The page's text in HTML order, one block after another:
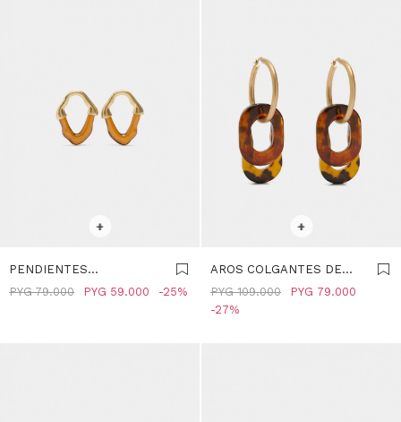
+
PENDIENTES
IRREGULARES EFECTO
PYG 59.000
PYG 79.000 25
+
AROS COLGANTES DE
EFECTO CAREY - MARRON
PYG 79.000
PYG 109.000
27